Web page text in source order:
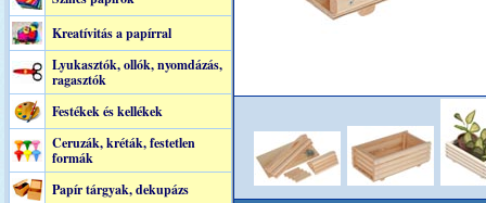
Kreatívitás a papírral
Lyukasztók, ollók, nyomdázás,
ragasztók
Festékek és kellékek
Ceruzák, kréták, festetlen
formák
Papír tárgyak, dekupázs